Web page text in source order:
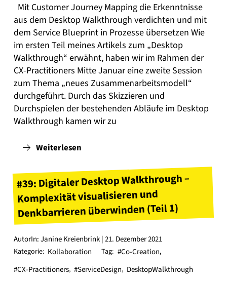
Mit Customer Journey Mapping die Erkenntnisse
aus dem Desktop Walkthrough verdichten und mit
dem Service Blueprint in Prozesse übersetzen Wie
im ersten Teil meines Artikels zum „Desktop
Walkthrough“ erwähnt, haben wir im Rahmen der
CX-Practitioners Mitte Januar eine zweite Session
zum Thema „neues Zusammenarbeitsmodell“
durchgeführt. Durch das Skizzieren und
Durchspielen der bestehenden Abläufe im Desktop
Walkthrough kamen wir zu
Weiterlesen
#39: Digitaler Desktop Walkthrough –
Komplexität visualisieren und
Denkbarrieren überwinden (Teil 1)
AutorIn: Janine Kreienbrink | 21. Dezember 2021
Kategorie: Kollaboration Tag: #Co-Creation,
#CX-Practitioners, #ServiceDesign, DesktopWalkthrough